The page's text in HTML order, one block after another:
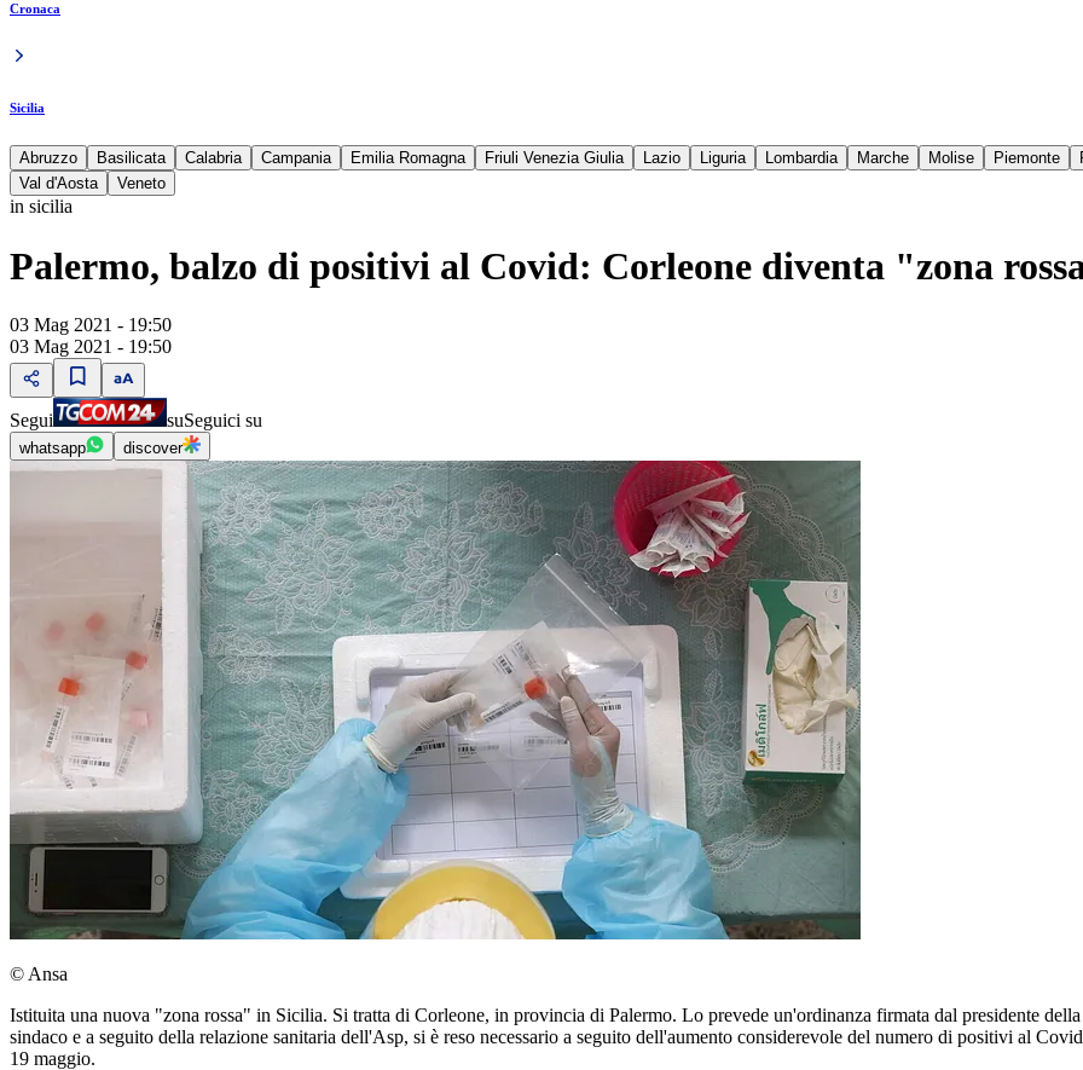
Cronaca
Sicilia
Abruzzo Basilicata Calabria Campania Emilia Romagna Friuli Venezia Giulia Lazio Liguria Lombardia Marche Molise Piemonte
Val d'Aosta
Veneto
in sicilia
Palermo, balzo di positivi al Covid: Corleone diventa "zona
03 Mag 2021 - 19:50
03 Mag 2021 - 19:50
Segui suSeguici su
whatsapp discover
© Ansa
Istituita una nuova "zona rossa" in Sicilia. Si tratta di Corleone, in provincia di Palermo. Lo prevede un'ordinanza firmata dal presidente
sindaco e a seguito della relazione sanitaria dell'Asp, si è reso necessario a seguito dell'aumento considerevole del numero di positivi al
19 maggio.